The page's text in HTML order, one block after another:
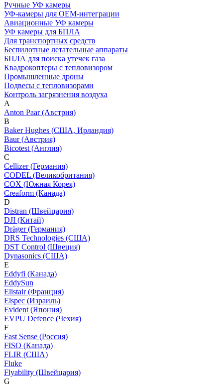
Ручные УФ камеры
УФ-камеры для OEM-интеграции
Авиационные УФ камеры
УФ камеры для БПЛА
Для транспортных средств
Беспилотные летательные аппараты
БПЛА для поиска утечек газа
Квадрокоптеры с тепловизором
Промышленные дроны
Подвесы с тепловизорами
Контроль загрязнения воздуха
A
Anton Paar (Австрия)
B
Baker Hughes (США, Ирландия)
Baur (Австрия)
Bicotest (Англия)
C
Cellizer (Германия)
CODEL (Великобритания)
COX (Южная Корея)
Creaform (Канада)
D
Distran (Швейцария)
DJI (Китай)
Dräger (Германия)
DRS Technologies (США)
DST Control (Швеция)
Dynasonics (США)
E
Eddyfi (Канада)
EddySun
Elistair (Франция)
Elspec (Израиль)
Evident (Япония)
EVPU Defence (Чехия)
F
Fast Sense (Россия)
FISO (Канада)
FLIR (США)
Fluke
Flyability (Швейцария)
G